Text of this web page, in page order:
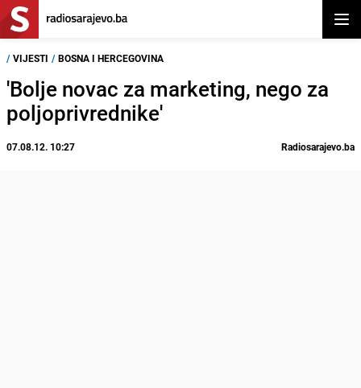
/ VIJESTI / BOSNA I HERCEGOVINA
'Bolje novac za marketing, nego za
poljoprivrednike'
07.08.12. 10:27 Radiosarajevo.ba